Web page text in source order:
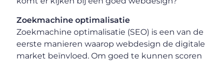
Zoekmachine optimalisatie
Zoekmachine optimalisatie (SEO) is een van de
eerste manieren waarop webdesign de digitale
market beïnvloed. Om goed te kunnen scoren